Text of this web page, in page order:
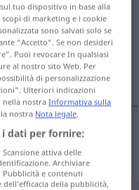
dettagli)
tuo dispositivo in base alla
di marketing e i cookie
sono salvati solo se
“Accetto”. Se non desideri
Puoi revocare In qualsiasi
al nostro sito Web. Per
di personalizzazione
Ulteriori indicazioni
nella nostraInformativa sulla
nostra Nota legale.
dati per fornire:
attiva delle
Archiviare
e contenuti
della pubblicità,